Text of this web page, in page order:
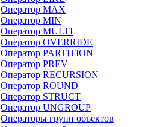
Оператор MAX
Оператор MIN
Оператор MULTI
Оператор OVERRIDE
Оператор PARTITION
Оператор PREV
Оператор RECURSION
Оператор ROUND
Оператор STRUCT
Оператор UNGROUP
Операторы групп объектов